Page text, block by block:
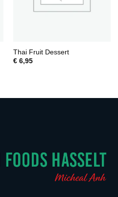
Thai Fruit Dessert
€6,95